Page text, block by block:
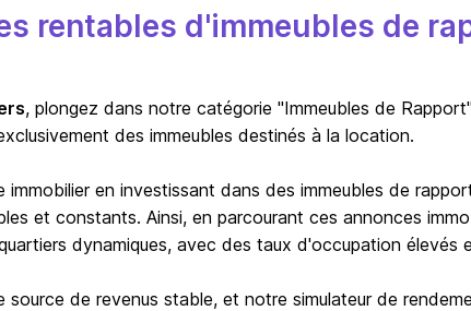
rentables d'immeubles de
, plongez dans notre catégorie "Immeubles de
des immeubles destinés à la location.
en investissant dans des immeubles de
et constants. Ainsi, en parcourant ces annonces
dynamiques, avec des taux d'occupation élevés
source de revenus stable, et notre simulateur de